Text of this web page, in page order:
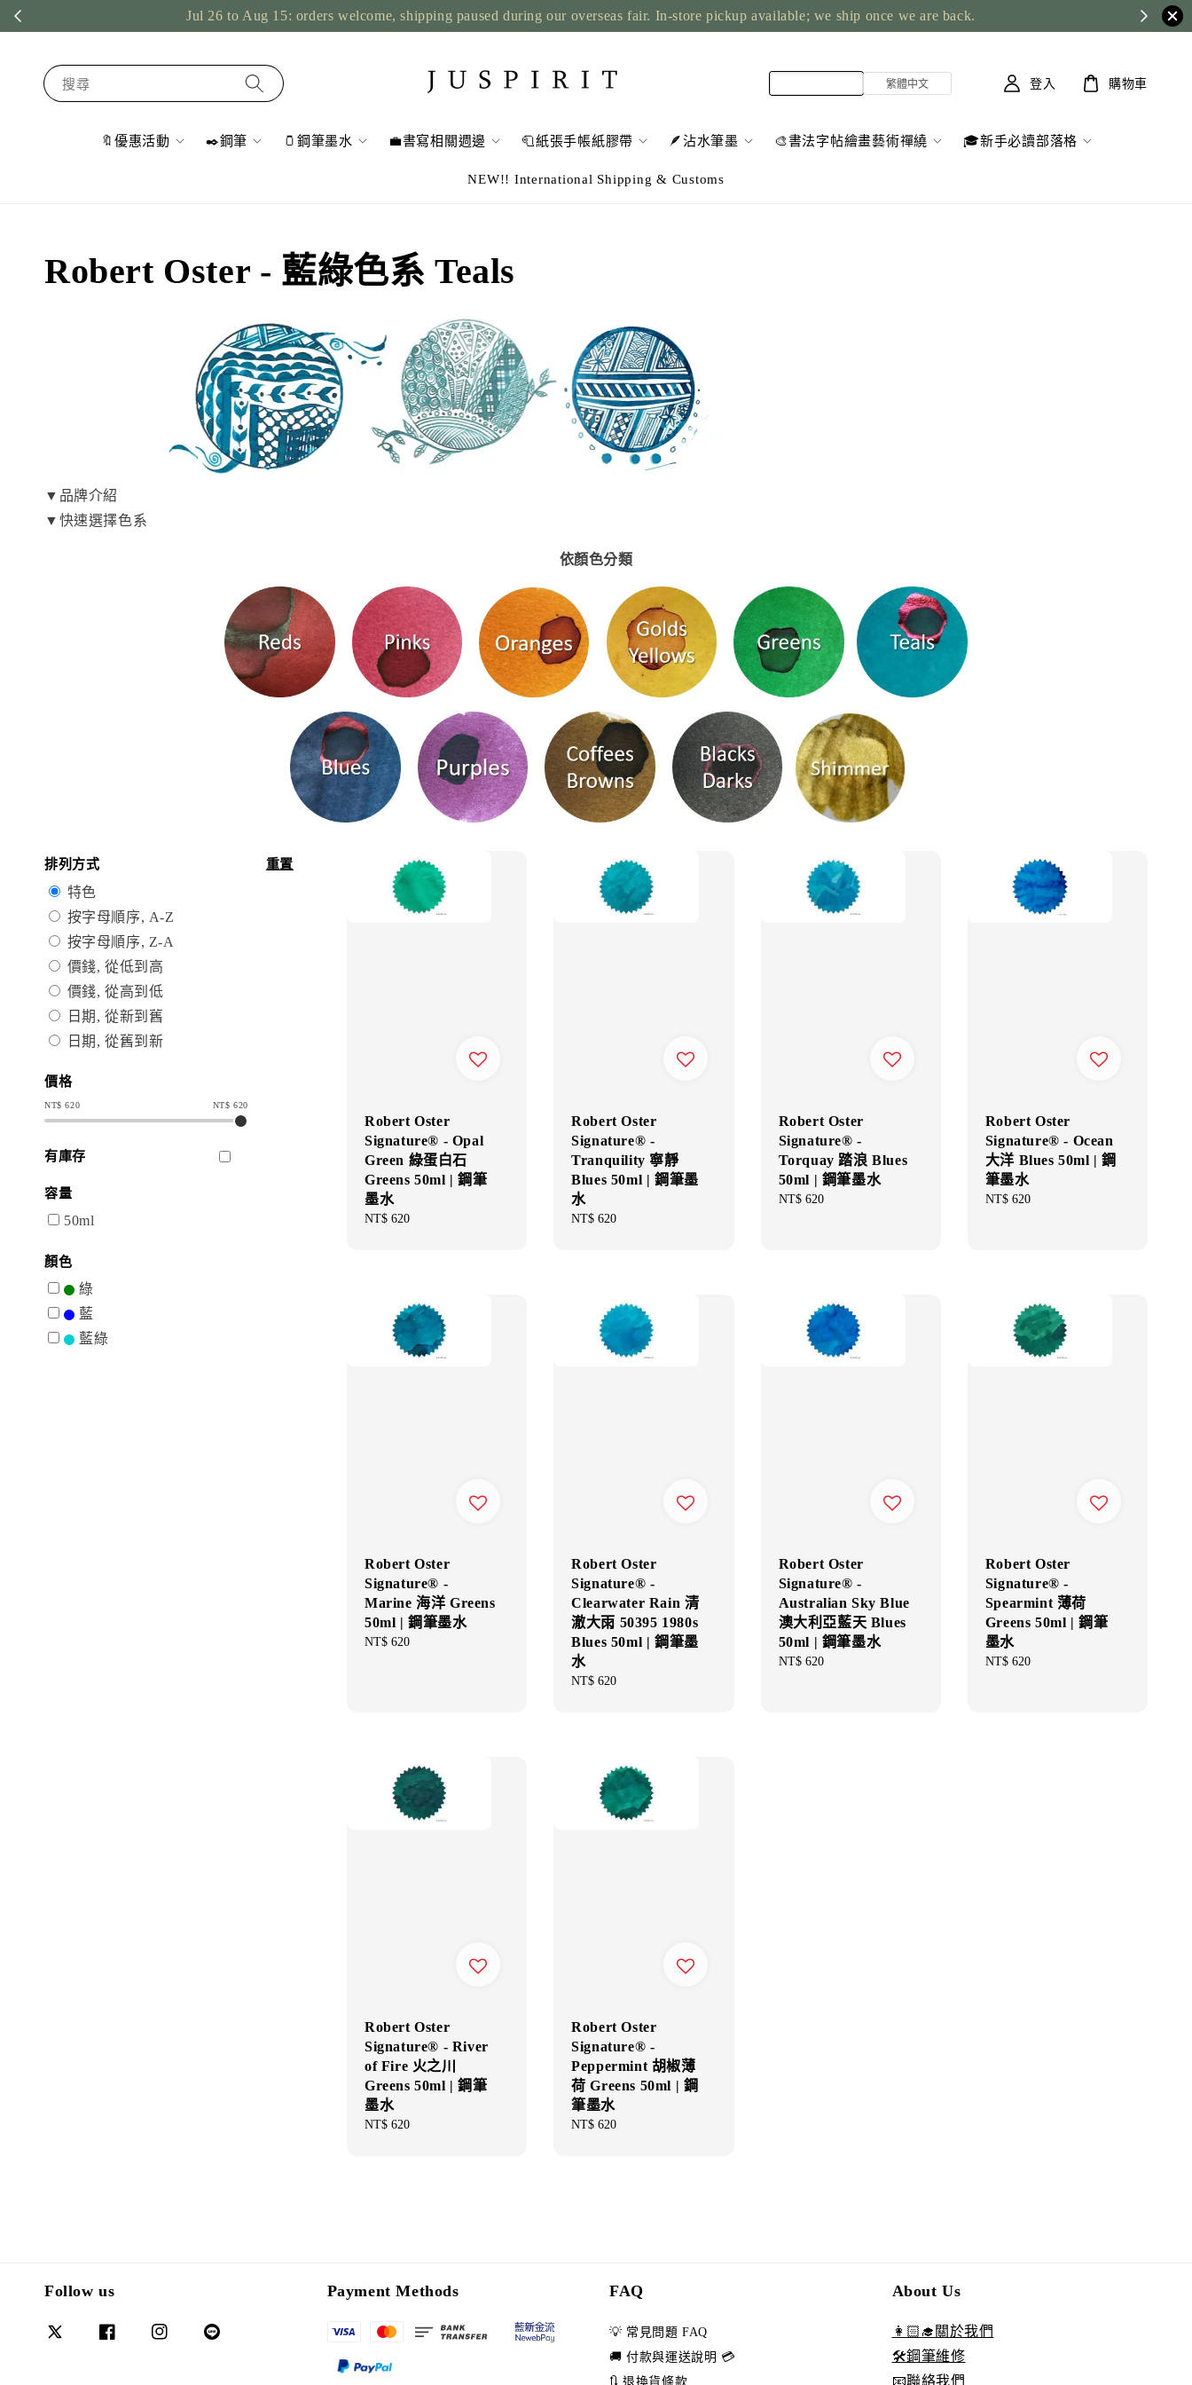
Jul 26 to Aug 15: orders welcome, shipping paused during our overseas fair. In-store pickup available; we ship once we are back.
搜尋
🔖優惠活動 ✒️鋼筆 🫙鋼筆墨水 💼書寫相關週邊 🧻紙張手帳紙膠帶 🪶沾水筆墨 🎨書法字帖繪畫藝術禪繞 🎓新手必讀部落格
NEW!! International Shipping & Customs
登入 購物車
Robert Oster - 藍綠色系 Teals
▼品牌介紹
▼快速選擇色系
依顏色分類
排列方式 重置
特色
按字母順序, A-Z
按字母順序, Z-A
價錢, 從低到高
價錢, 從高到低
日期, 從新到舊
日期, 從舊到新
價格
NT$620 NT$620
有庫存
容量
50ml
顏色
綠
藍
藍綠
Robert Oster
Signature® - Opal
Green 綠蛋白石
Greens 50ml | 鋼筆
墨水
Regular
NT$ 620
Robert Oster
Signature® -
Tranquility 寧靜
Blues 50ml | 鋼筆墨
水
Regular
NT$ 620
Robert Oster
Signature® -
Torquay 踏浪 Blues
50ml | 鋼筆墨水
Regular
NT$ 620
Robert Oster
Signature® - Ocean
大洋 Blues 50ml | 鋼
筆墨水
Regular
NT$ 620
Robert Oster
Signature® -
Marine 海洋 Greens
50ml | 鋼筆墨水
Regular
NT$ 620
Robert Oster
Signature® -
Clearwater Rain 清
澈大雨 50395 1980s
Blues 50ml | 鋼筆墨
水
Regular
NT$ 620
Robert Oster
Signature® -
Australian Sky Blue
澳大利亞藍天 Blues
50ml | 鋼筆墨水
Regular
NT$ 620
Robert Oster
Signature® -
Spearmint 薄荷
Greens 50ml | 鋼筆
墨水
Regular
NT$ 620
Robert Oster
Signature® - River
of Fire 火之川
Greens 50ml | 鋼筆
墨水
Regular
NT$ 620
Robert Oster
Signature® -
Peppermint 胡椒薄
荷 Greens 50ml | 鋼
筆墨水
Regular
NT$ 620
Follow us Payment Methods FAQ
💡 常見問題 FAQ
🚚 付款與運送說明 💳
🔃 退換貨條款
About Us
👩🏻‍🎓關於我們
🛠️鋼筆維修
📧聯絡我們